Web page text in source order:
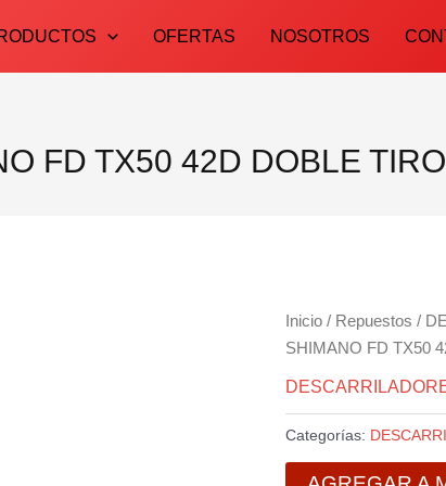
OFERTAS NOSOTROS
FD TX50 42D DOBLE TIRO
Inicio / Repuestos /
SHIMANO FD TX50
Categorías: